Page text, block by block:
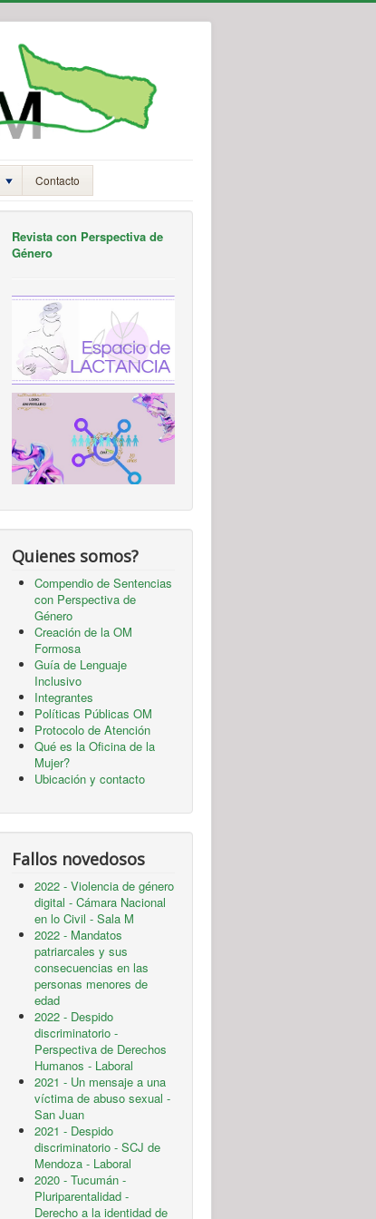
Contacto
Revista con Perspectiva de
Género
Quienes somos?
Compendio de Sentencias
con Perspectiva de
Género
Creación de la OM
Formosa
Guía de Lenguaje
Inclusivo
Integrantes
Políticas Públicas OM
Protocolo de Atención
Qué es la Oficina de la
Mujer?
Ubicación y contacto
Fallos novedosos
2022 - Violencia de género
digital - Cámara Nacional
en lo Civil - Sala M
2022 - Mandatos
patriarcales y sus
consecuencias en las
personas menores de
edad
2022 - Despido
discriminatorio -
Perspectiva de Derechos
Humanos - Laboral
2021 - Un mensaje a una
víctima de abuso sexual -
San Juan
2021 - Despido
discriminatorio - SCJ de
Mendoza - Laboral
2020 - Tucumán -
Pluriparentalidad -
Derecho a la identidad de